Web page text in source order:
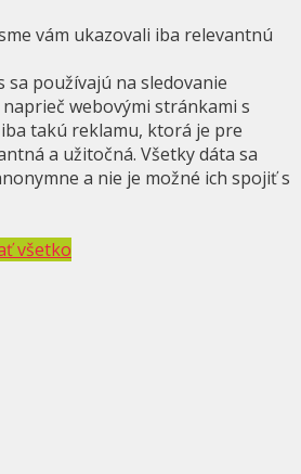
vám ukazovali iba relevantnú
používajú na sledovanie
webovými stránkami s
takú reklamu, ktorá je pre
a užitočná. Všetky dáta sa
a nie je možné ich spojiť s
všetko